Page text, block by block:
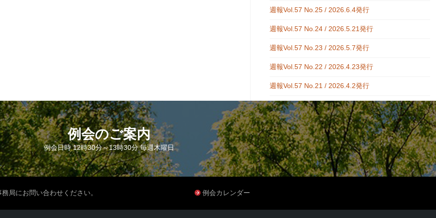
週報Vol.57 No.25 / 2026.6.4発行
週報Vol.57 No.24 / 2026.5.21発行
週報Vol.57 No.23 / 2026.5.7発行
週報Vol.57 No.22 / 2026.4.23発行
週報Vol.57 No.21 / 2026.4.2発行
例会のご案内
例会日時 12時30分～13時30分 毎週木曜日
局にお問い合わせください。 例会カレンダー